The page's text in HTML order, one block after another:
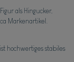
als Hingucker,
Markenartikel.
hochwertiges stabiles